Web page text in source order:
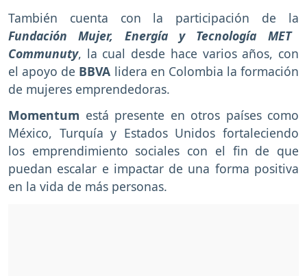
También cuenta con la participación de la
Fundación Mujer, Energía y Tecnología MET
Communuty, la cual desde hace varios años, con
el apoyo de BBVA lidera en Colombia la formación
de mujeres emprendedoras.
Momentum está presente en otros países como
México, Turquía y Estados Unidos fortaleciendo
los emprendimiento sociales con el fin de que
puedan escalar e impactar de una forma positiva
en la vida de más personas.